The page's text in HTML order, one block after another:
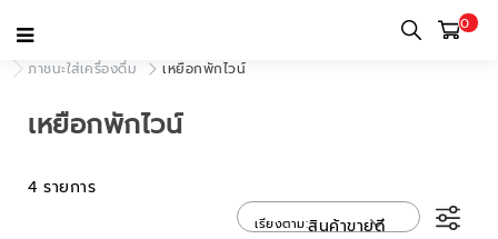
0
หน้าแรก
ภาชนะใส่เครื่องดื่ม
เหยือกพักไวน์
เหยือกพักไวน์
4 รายการ
เรียงตามสินค้าขายดี